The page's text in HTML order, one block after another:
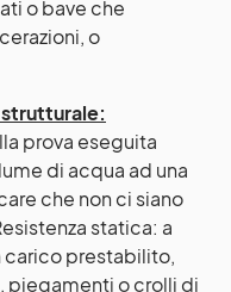
o bave che
o
prova eseguita
di acqua ad una
che non ci siano
statica: a
carico prestabilito,
piegamenti o crolli di